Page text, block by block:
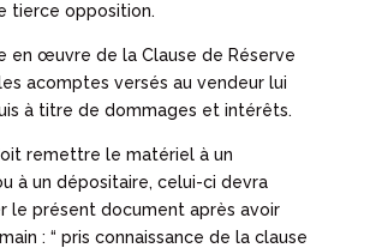
tierce opposition.
en œuvre de la Clause de Réserve
acomptes versés au vendeur lui
à titre de dommages et intérêts.
remettre le matériel à un
à un dépositaire, celui-ci devra
le présent document après avoir
: “ pris connaissance de la clause